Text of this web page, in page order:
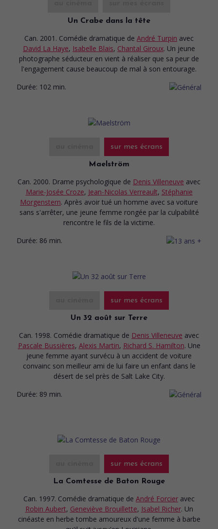
Un Crabe dans la tête
Can. 2001. Comédie dramatique de André Turpin avec
David La Haye, Isabelle Blais, Chantal Giroux. Un jeune
photographe séducteur en vient à réaliser que sa peur de
l'engagement cause beaucoup de mal à son entourage.
Durée: 102 min.
sur mes écrans
Maelström
Can. 2000. Drame psychologique de Denis Villeneuve avec
Marie-Josée Croze, Jean-Nicolas Verreault, Stéphanie
Morgenstern. Après avoir tué un homme avec sa voiture
sans s'arrêter, une jeune femme rongée par la culpabilité
rencontre le fils de la victime.
Durée: 86 min.
sur mes écrans
Un 32 août sur Terre
Can. 1998. Comédie dramatique de Denis Villeneuve avec
Pascale Bussières, Alexis Martin, Richard S. Hamilton. Une
jeune femme ayant survécu à un accident de voiture
convainc son meilleur ami de lui faire un enfant dans le
désert de sel près de Salt Lake City.
Durée: 89 min.
sur mes écrans
La Comtesse de Baton Rouge
Can. 1997. Comédie dramatique de André Forcier avec
Robin Aubert, Geneviève Brouillette, Isabel Richer. Un
cinéaste en herbe tombe amoureux d'une femme à barbe